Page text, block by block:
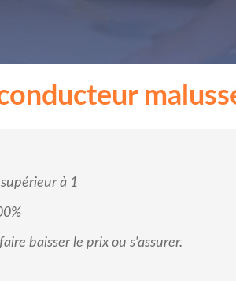
à 1
baisser le prix ou s'assurer.